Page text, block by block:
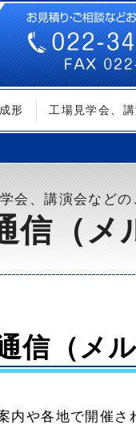
形 工場見学会、
会、講演会などの
信（メ
信（メル
や各地で開催さ